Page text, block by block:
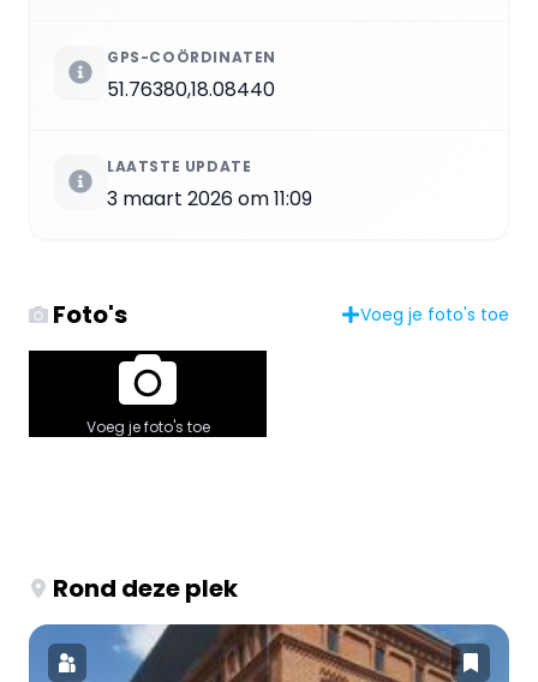
GPS-COÖRDINATEN
51.76380,18.08440
LAATSTE UPDATE
3 maart 2026 om 11:09
Foto's Voeg je foto's toe
Voeg je foto's toe
Rond deze plek